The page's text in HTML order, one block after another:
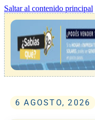
Saltar al contenido principal
6 AGOSTO, 2026